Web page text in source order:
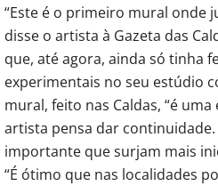
“Este é o primeiro mural onde
disse o artista à Gazeta das
que, até agora, ainda só tinha
experimentais no seu estúdio
mural, feito nas Caldas, “é uma
artista pensa dar
importante que surjam mais
“É ótimo que nas localidades